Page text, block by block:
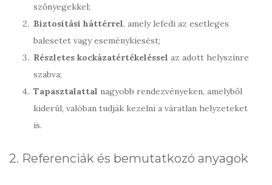
szőnyegekkel;
Biztosítási háttérrel, amely lefedi az esetleges
balesetet vagy eseménykiesést;
Részletes kockázatértékeléssel az adott helyszínre
szabva;
Tapasztalattal nagyobb rendezvényeken, amelyből
kiderül, valóban tudják kezelni a váratlan helyzeteket
is.
2. Referenciák és bemutatkozó anyagok